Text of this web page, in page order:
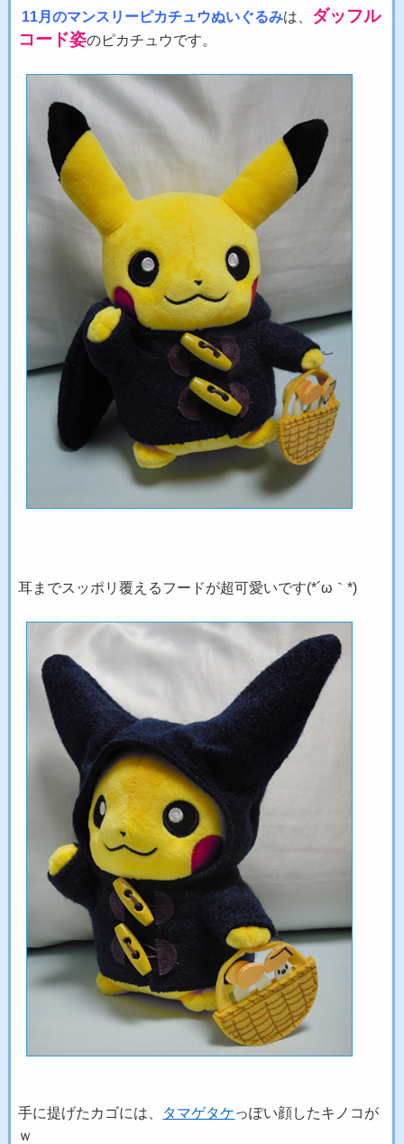
11月のマンスリーピカチュウぬいぐるみは、 ダッフル
コード姿のピカチュウです。
耳までスッポリ覆えるフードが超可愛いです(*´ω｀*)
手に提げたカゴには、 タマゲタケっぽい顔したキノコが
ｗ